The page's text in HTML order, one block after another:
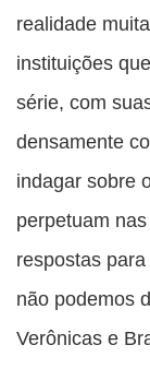
realidade
instituições
série, com
densamente
indagar sobre
perpetuam
respostas
não podemos
Verônicas e